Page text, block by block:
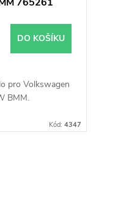
DO KOŠÍKU
pro Volkswagen
BMM.
Kód: 4347